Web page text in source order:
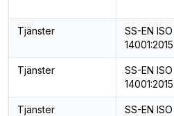
Tjänster
SS-EN ISO
14001:2015
Tjänster
SS-EN ISO
14001:2015
Tjänster
SS-EN ISO